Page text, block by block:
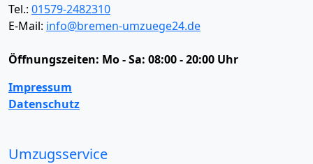
Tel.: 01579-2482310
E-Mail: info@bremen-umzuege24.de
Öffnungszeiten: Mo - Sa: 08:00 - 20:00 Uhr
Impressum
Datenschutz
Umzugsservice